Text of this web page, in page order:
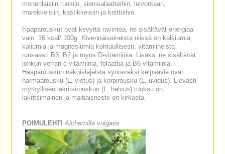
monenlaisiin ruokiin, sienisalaatteihin, leivontaan,
murekkeisiin, kastikkeisiin ja keittoihin.
Haaparouskut ovat kevyttä ravintoa, ne sisältävät energiaa
vain 16 kcal/ 100g. Kivennäisaineista niissä on kalsiumia,
kaliumia ja magnesiumia kohtuullisesti, vitamiineista
runsaasti B3, B2 ja myös D-vitamiinia. Lisäksi ne sisältävät
jonkun verran c-vitamiinia, folaattia ja B6-vitamiinia.
Haaparouskun näköislajeista syötäväksi kelpaavia ovat
harmaarousku (L. vietus) ja korpirousku (L. uvidus). Lievästi
myrkyllisen lakritsirouskun (L. helvus) tuoksu on
lakritsimainen ja maitiaisneste on kirkasta.
POIMULEHTI Alchemilla vulgaris